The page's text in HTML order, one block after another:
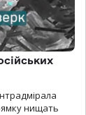
нищать